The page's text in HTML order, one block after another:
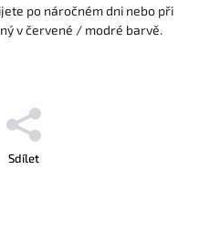
po náročném dni nebo při
v červené / modré barvě.
Sdílet